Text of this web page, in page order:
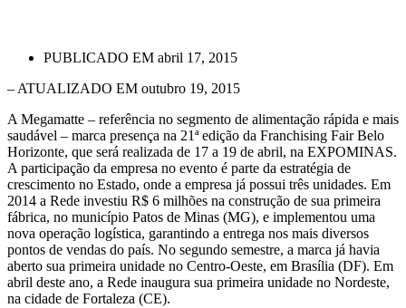
PUBLICADO EM abril 17, 2015
– ATUALIZADO EM outubro 19, 2015
A Megamatte – referência no segmento de alimentação rápida e mais
saudável – marca presença na 21ª edição da Franchising Fair Belo
Horizonte, que será realizada de 17 a 19 de abril, na EXPOMINAS.
A participação da empresa no evento é parte da estratégia de
crescimento no Estado, onde a empresa já possui três unidades. Em
2014 a Rede investiu R$ 6 milhões na construção de sua primeira
fábrica, no município Patos de Minas (MG), e implementou uma
nova operação logística, garantindo a entrega nos mais diversos
pontos de vendas do país. No segundo semestre, a marca já havia
aberto sua primeira unidade no Centro-Oeste, em Brasília (DF). Em
abril deste ano, a Rede inaugura sua primeira unidade no Nordeste,
na cidade de Fortaleza (CE).